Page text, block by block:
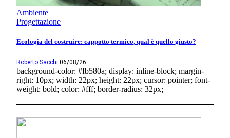
Ambiente
Progettazione
Ecologia del costruire: cappotto termico, qual è quello giusto?
Roberto Sacchi 06/08/26
background-color: #fb580a; display: inline-block; margin-
right: 10px; width: 22px; height: 22px; cursor: pointer; font-
weight: bold; color: #fff; border-radius: 32px;